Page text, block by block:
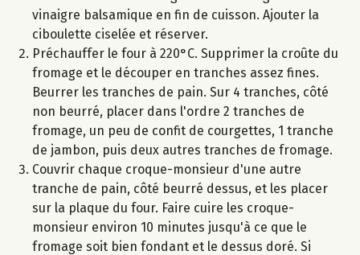
vinaigre balsamique en fin de cuisson. Ajouter la
ciboulette ciselée et réserver.
Préchauffer le four à 220°C. Supprimer la croûte du
fromage et le découper en tranches assez fines.
Beurrer les tranches de pain. Sur 4 tranches, côté
non beurré, placer dans l'ordre 2 tranches de
fromage, un peu de confit de courgettes, 1 tranche
de jambon, puis deux autres tranches de fromage.
Couvrir chaque croque-monsieur d'une autre
tranche de pain, côté beurré dessus, et les placer
sur la plaque du four. Faire cuire les croque-
monsieur environ 10 minutes jusqu'à ce que le
fromage soit bien fondant et le dessus doré. Si